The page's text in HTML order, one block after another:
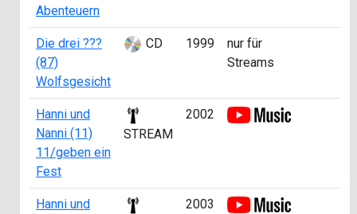
Abenteuern
Die drei ???
(87)
Wolfsgesicht
CD 1999
nur für
Streams
Hanni und
Nanni (11)
11/geben ein
Fest
STREAM
2002
Hanni und
2003